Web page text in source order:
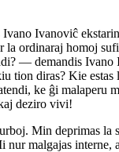
Ivanoviĉ
ordinaraj homoj
— demandis
diras? Kie
ke ĝi
deziro vivi!
Min deprimas
malgajas